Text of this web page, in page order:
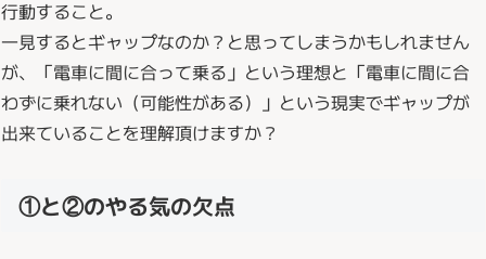
行動すること。
一見するとギャップなのか？と思ってしまうかもしれません
が、「電車に間に合って乗る」という理想と「電車に間に合
わずに乗れない（可能性がある）」という現実でギャップが
出来ていることを理解頂けますか？
①と②のやる気の欠点